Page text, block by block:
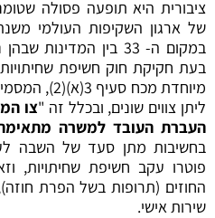
ציבורית היא תופעה פסולה
במקום ה- 33 בין
בעת חקיקת חוק חשיפת
מיוחדת מכח סעיף 3(א)(2)
,
ליתן צווים שונים, ובכלל זה "צו
העברת העובד למשרה
בחשיבות מתן סעד של השבה
פוטרו עקב חשיפת שחיתויות,
החוזים (תרופות בשל הפרת
שירות אישי.